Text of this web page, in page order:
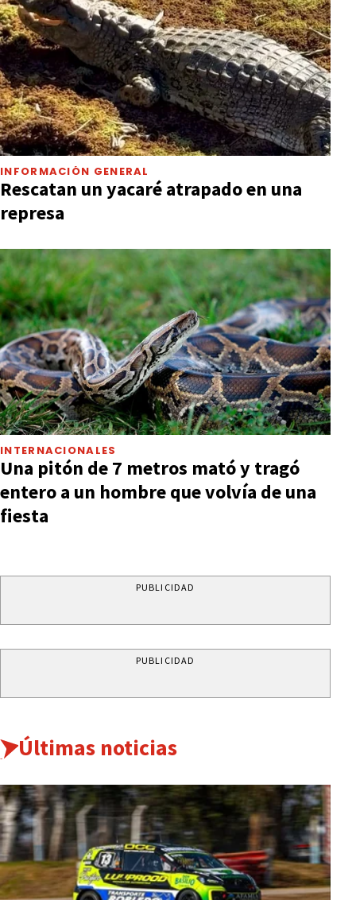
INFORMACIÓN GENERAL
Rescatan un yacaré atrapado en una
represa
INTERNACIONALES
Una pitón de 7 metros mató y tragó
entero a un hombre que volvía de una
fiesta
PUBLICIDAD
PUBLICIDAD
Últimas noticias